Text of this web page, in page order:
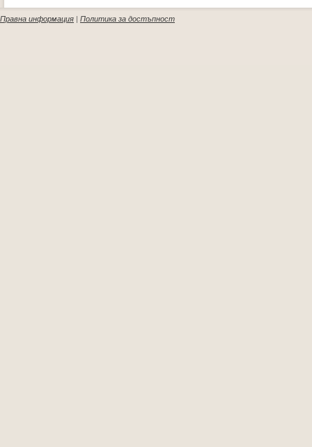
Правна информация | Политика за достъпност